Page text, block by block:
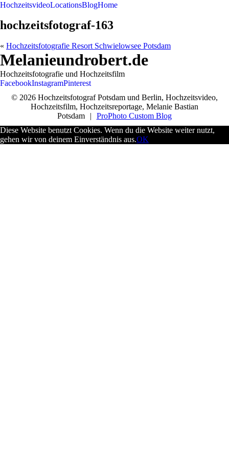
HochzeitsvideoLocationsBlogHome
hochzeitsfotograf-163
« Hochzeitsfotografie Resort Schwielowsee Potsdam
Melanieundrobert.de
Hochzeitsfotografie und Hochzeitsfilm
FacebookInstagramPinterest
© 2026 Hochzeitsfotograf Potsdam und Berlin, Hochzeitsvideo,
Hochzeitsfilm, Hochzeitsreportage, Melanie Bastian
Potsdam
|
ProPhoto Custom Blog
Diese Website benutzt Cookies. Wenn du die Website weiter nutzt,
gehen wir von deinem Einverständnis aus.OK